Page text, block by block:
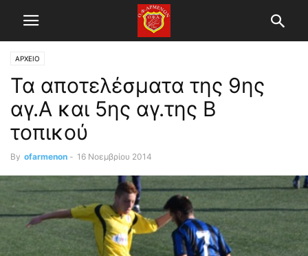
ΑΡΧΕΙΟ
Τα αποτελέσματα της 9ης
αγ.Α και 5ης αγ.της Β
τοπικού
By ofarmenon - 16 Νοεμβρίου 2014